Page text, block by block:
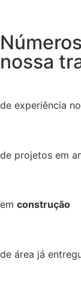
nossa
de experiência
de projetos em
em construção
de área já